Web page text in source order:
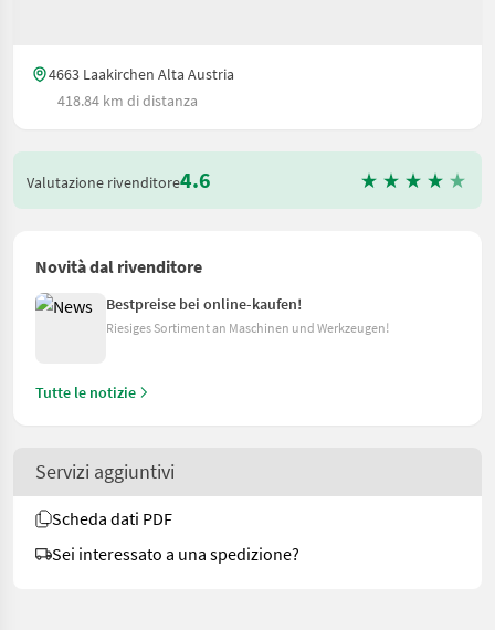
4663 Laakirchen Alta Austria
418.84 km di distanza
Valutazione rivenditore4.6
Novità dal rivenditore
Bestpreise bei online-kaufen!
Riesiges Sortiment an Maschinen und Werkzeugen!
Tutte le notizie
Servizi aggiuntivi
Scheda dati PDF
Sei interessato a una spedizione?